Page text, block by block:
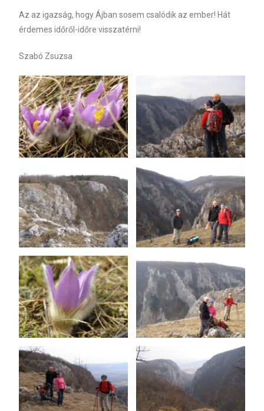
Az az igazság, hogy Ájban sosem csalódik az ember! Hát
érdemes időről-időre visszatérni!
Szabó Zsuzsa